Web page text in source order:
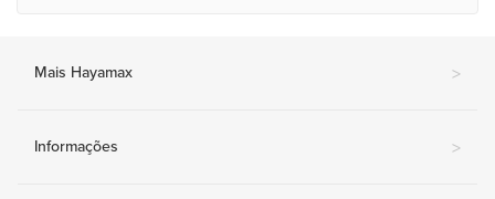
Mais Hayamax >
Informações >